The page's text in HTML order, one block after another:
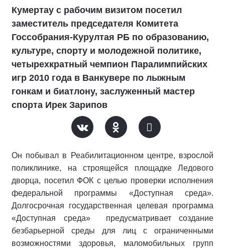
Кумертау с рабочим визитом посетил
заместитель председателя Комитета
Госсобрания-Курултая РБ по образованию,
культуре, спорту и молодежной политике,
четырехкратный чемпион Паралимпийских
игр 2010 года в Ванкувере по лыжным
гонкам и биатлону, заслуженный мастер
спорта Ирек Зарипов
Он побывал в Реабилитационном центре, взрослой
поликлинике, на строящейся площадке Ледового
дворца, посетил ФОК с целью проверки исполнения
федеральной программы «Доступная среда».
Долгосрочная государственная целевая программа
«Доступная среда» предусматривает создание
безбарьерной среды для лиц с ограниченными
возможностями здоровья, маломобильных групп